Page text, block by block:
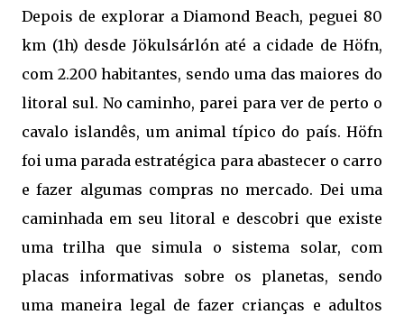
Depois de explorar a Diamond Beach, peguei 80
km (1h) desde Jökulsárlón até a cidade de Höfn,
com 2.200 habitantes, sendo uma das maiores do
litoral sul. No caminho, parei para ver de perto o
cavalo islandês, um animal típico do país. Höfn
foi uma parada estratégica para abastecer o carro
e fazer algumas compras no mercado. Dei uma
caminhada em seu litoral e descobri que existe
uma trilha que simula o sistema solar, com
placas informativas sobre os planetas, sendo
uma maneira legal de fazer crianças e adultos